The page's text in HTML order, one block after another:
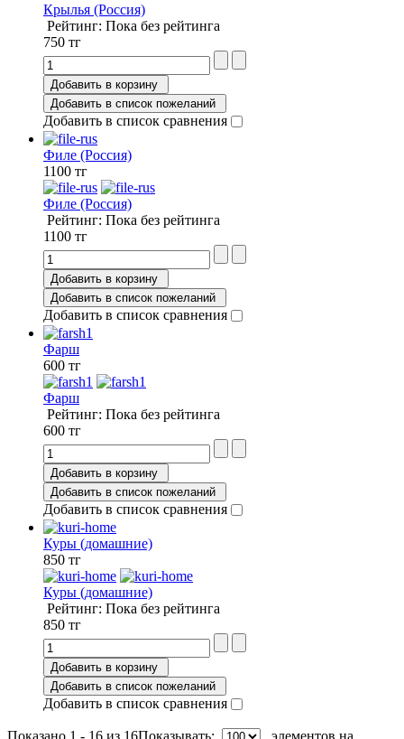
Крылья (Россия)
Рейтинг: Пока без рейтинга
750 тг
Добавить в корзину
Добавить в список пожеланий
Добавить в список сравнения
Филе (Россия)
1100 тг
Филе (Россия)
Рейтинг: Пока без рейтинга
1100 тг
Добавить в корзину
Добавить в список пожеланий
Добавить в список сравнения
Фарш
600 тг
Фарш
Рейтинг: Пока без рейтинга
600 тг
Добавить в корзину
Добавить в список пожеланий
Добавить в список сравнения
Куры (домашние)
850 тг
Куры (домашние)
Рейтинг: Пока без рейтинга
850 тг
Добавить в корзину
Добавить в список пожеланий
Добавить в список сравнения
Показано 1 - 16 из 16Показывать: элементов на